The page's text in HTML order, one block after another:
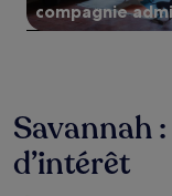
susceptibles
de
supplémentaires
peuvent
s’appliquer.
compagnie
Savannah
d’intérêt